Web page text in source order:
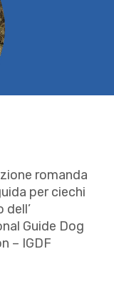
romanda
per ciechi
dell’
Guide Dog
– IGDF